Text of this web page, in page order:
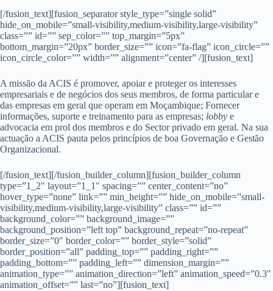
[/fusion_text][fusion_separator style_type=”single solid”
hide_on_mobile=”small-visibility,medium-visibility,large-visibility”
class=”” id=”” sep_color=”” top_margin=”5px”
bottom_margin=”20px” border_size=”” icon=”fa-flag” icon_circle=””
icon_circle_color=”” width=”” alignment=”center” /][fusion_text]
A missão da ACIS é promover, apoiar e proteger os interesses
empresariais e de negócios dos seus membros, de forma particular e
das empresas em geral que operam em Moçambique; Fornecer
informações, suporte e treinamento para as empresas; lobby e
advocacia em prol dos membros e do Sector privado em geral. Na sua
actuação a ACIS pauta pelos princípios de boa Governação e Gestão
Organizacional.
[/fusion_text][/fusion_builder_column][fusion_builder_column
type=”1_2″ layout=”1_1″ spacing=”” center_content=”no”
hover_type=”none” link=”” min_height=”” hide_on_mobile=”small-
visibility,medium-visibility,large-visibility” class=”” id=””
background_color=”” background_image=””
background_position=”left top” background_repeat=”no-repeat”
border_size=”0″ border_color=”” border_style=”solid”
border_position=”all” padding_top=”” padding_right=””
padding_bottom=”” padding_left=”” dimension_margin=””
animation_type=”” animation_direction=”left” animation_speed=”0.3″
animation_offset=”” last=”no”][fusion_text]